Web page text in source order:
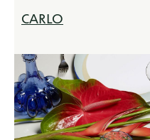
CARLO